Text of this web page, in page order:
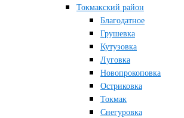
Токмакский район
Благодатное
Грушевка
Кутузовка
Луговка
Новопрокоповка
Остриковка
Токмак
Снегуровка